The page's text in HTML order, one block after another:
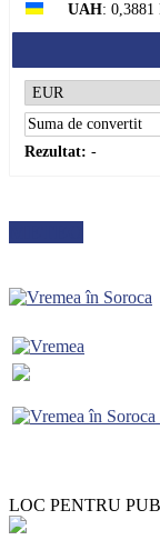
UAH: 0,3881
Rezultat: -
LOC PENTRU